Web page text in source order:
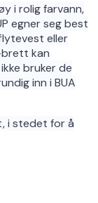
i rolig farvann,
egner seg best
eller
brett kan
bruker de
inn i BUA
i stedet for å